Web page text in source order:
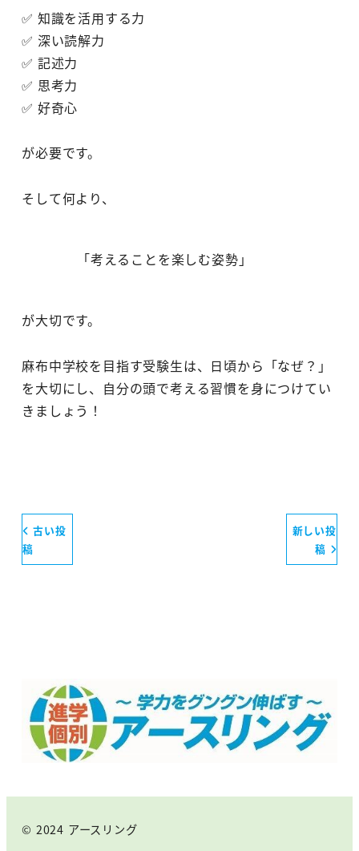
✅ 知識を活用する力
✅ 深い読解力
✅ 記述力
✅ 思考力
✅ 好奇心
が必要です。
そして何より、
「考えることを楽しむ姿勢」
が大切です。
麻布中学校を目指す受験生は、日頃から「なぜ？」
を大切にし、自分の頭で考える習慣を身につけてい
きましょう！
古い投
稿
新しい投
稿
© 2024 アースリング